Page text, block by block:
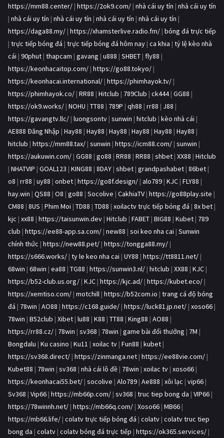
https://mm88.center/ | https://2ok9.com/ | nhà cái uy tín | nhà cái uy tín
| nhà cái uy tín | nhà cái uy tín | nhà cái uy tín | nhà cái uy tín |
https://daga88.my/ | https://xhamsterlive.radio.fm/ | bóng đá trực tiếp
| trực tiếp bóng đá | trực tiếp bóng đá hôm nay | ca khia | tỷ lệ kèo nhà
cái | 90phut | thapcam | gavang | u888 | SHBET | fly88 |
https://keonhacaitop.com/ | https://go88.tokyo/ |
https://keonhacai.international/ | https://phimhayok.tv/ |
https://phimhayok.co/ | RR88 | Hitclub | 789Club | ck444| GG88 |
https://ok9.works/ | NOHU | TT88 | 789P | qh88 | rr88 | J88 |
https://gavangtv.llc/ | luongsontv | sunwin | hitclub | kèo nhà cái |
AE888 Đăng Nhập | Hay88 | Hay88 | Hay88 | Hay88 | Hay88 | Hay88 |
hitclub | https://mm88.tax/ | sunwin | https://icm88.com/ | sunwin |
https://aukuwin.com/ | GG88 | go88 | RR88 | RR88 | shbet | XX88 | Hitclub
| NHATVIP | GOAL123 | KING88 | 8DAY | shbet | grandpashabet | 86bet |
o8 | rr88 | uy88 | onbet | https://go8f.design/ | alo789 | KJC | FLY88 |
hay.win | QS88 | O8 | go88 | Socolive | CakhiaTV | https://go88play.site |
CM88 | 8US | Phim Moi | TD88 | TD88 | xoilactv trực tiếp bóng đá | 8x bet |
kjc | xx88 | https://taisunwin.dev | Hitclub | FABET | BIG88 | Kubet | 789
club | https://ee88-app.sa.com/ | new88 | soi keo nha cai | Sunwin
chính thức | https://new88.pet/ | https://tongga88.my/ |
https://s666.works/ | ty le keo nha cai | UY88 | https://tt8811.net/ |
68win | 68win | ea88 | TG88 | https://sunwin3.nl/ | hitclub | XX88 | KJC |
https://b52-club.us.org/ | KJC | https://kjc.ad/ | https://kubet.eco/ |
https://xemtiso.com/ | motchill | https://b52com.io | trang cá độ bóng
đá | 78win | AO88 | https://c168.guide/ | https://luck81.jp.net/ | xoso66 |
78win | B52club | Xibet | lu88 | K88 | TT88 | King88 | AO88 |
https://rr88.cz/ | 78win | sv368 | 78win | game bài đổi thưởng | 7M |
Bongdalu | Ku casino | Ku11 | xoilac tv | Fun88 | kubet |
https://sv368.direct/ | https://zinmanga.net | https://ee88vie.com/ |
Kubet88 | 78win | sv368 | nhà cái lô đề | 78win | xoilac tv | xoso66 |
https://keonhacai55.bet/ | socolive | Alo789 | Ae888 | xôi lạc | vip66 |
Sv368 | Vip66 | https://mb66p.com/ | sv368 | truc tiep bong da | VIP66 |
https://78winnh.net/ | https://mb66q.com/ | Xoso66 | MB66 |
https://mb66.life/ | colatv trực tiếp bóng đá | colatv | colatv truc tiep
bong da | colatv | colatv bóng đá trực tiếp | https://ok365.services/ |